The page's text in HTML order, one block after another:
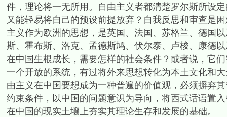
件，理论将一无所用。自由主义者都清楚罗尔斯所设
又能轻易将自己的预设前提放弃？自我反思和审查是
主义作为欧洲的思想，是英国、法国、苏格兰、德国
斯、霍布斯、洛克、孟德斯鸠、伏尔泰、卢梭、康德
在中国生根成长，需要怎样的社会条件？或者说，它
一个开放的系统，有过将外来思想转化为本土文化和
由主义在中国要想成为一种普遍的价值观，必须摒弃
约束条件，以中国的问题意识为导向，将西式话语置
在中国的现实土壤上夯实其理论生存和发展的基础。